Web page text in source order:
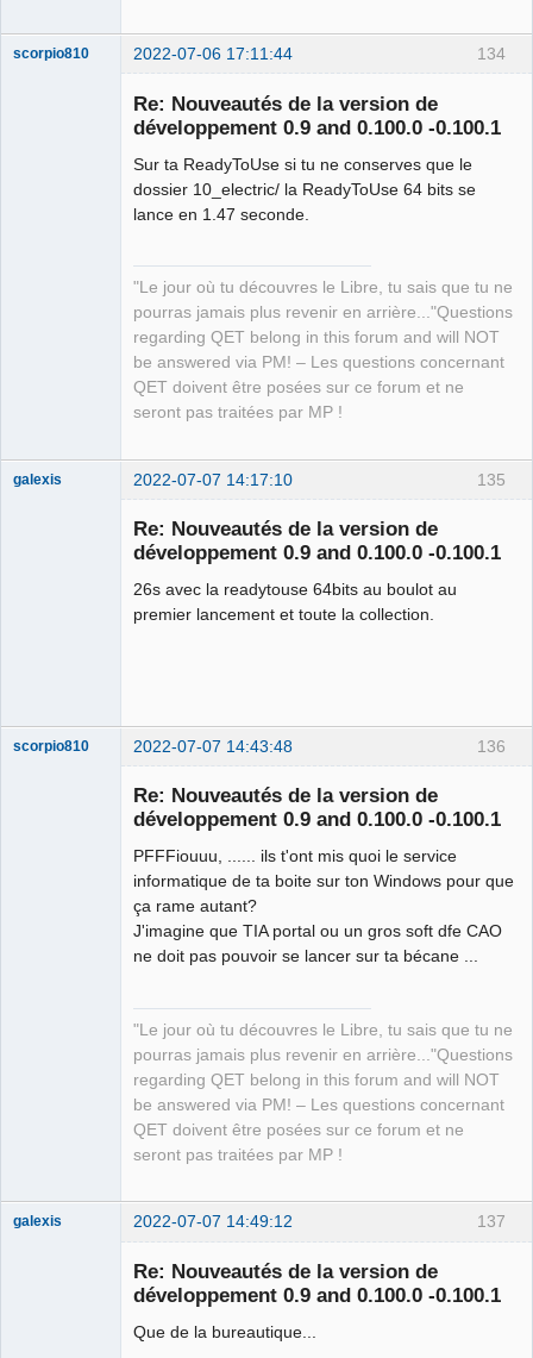
134
scorpio810 2022-07-06 17:11:44
Re: Nouveautés de la version de
développement 0.9 and 0.100.0 -0.100.1
Sur ta ReadyToUse si tu ne conserves que le
dossier 10_electric/ la ReadyToUse 64 bits se
lance en 1.47 seconde.
"Le jour où tu découvres le Libre, tu sais que tu ne
pourras jamais plus revenir en arrière..."Questions
regarding QET belong in this forum and will NOT
be answered via PM! – Les questions concernant
QET doivent être posées sur ce forum et ne
seront pas traitées par MP !
135
galexis 2022-07-07 14:17:10
Re: Nouveautés de la version de
développement 0.9 and 0.100.0 -0.100.1
26s avec la readytouse 64bits au boulot au
premier lancement et toute la collection.
136
scorpio810 2022-07-07 14:43:48
Re: Nouveautés de la version de
développement 0.9 and 0.100.0 -0.100.1
PFFFiouuu, ...... ils t'ont mis quoi le service
informatique de ta boite sur ton Windows pour que
ça rame autant?
J'imagine que TIA portal ou un gros soft dfe CAO
ne doit pas pouvoir se lancer sur ta bécane ...
"Le jour où tu découvres le Libre, tu sais que tu ne
pourras jamais plus revenir en arrière..."Questions
regarding QET belong in this forum and will NOT
be answered via PM! – Les questions concernant
QET doivent être posées sur ce forum et ne
seront pas traitées par MP !
137
galexis 2022-07-07 14:49:12
Re: Nouveautés de la version de
développement 0.9 and 0.100.0 -0.100.1
Que de la bureautique...